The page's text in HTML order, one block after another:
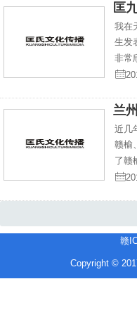
匡
我在
生发
非常
兰
近几
赣榆
了赣
赣
Copyright ©